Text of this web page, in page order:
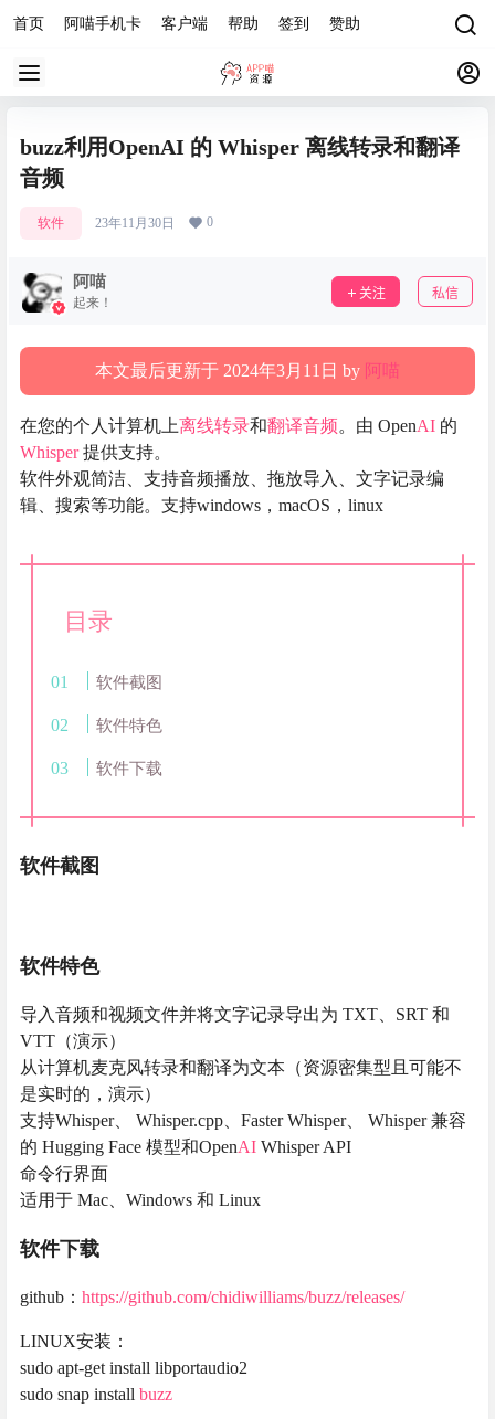
首页 阿喵手机卡 客户端 帮助 签到 赞助
buzz利用OpenAI 的 Whisper 离线转录和翻译
音频
软件 23年11月30日 0
阿喵
起来！
关注 私信
本文最后更新于 2024年3月11日 by 阿喵
在您的个人计算机上离线转录和翻译音频。由 OpenAI 的
Whisper提供支持。
软件外观简洁、支持音频播放、拖放导入、文字记录编
辑、搜索等功能。支持windows，macOS，linux
目录
软件截图
软件特色
软件下载
软件截图
软件特色
导入音频和视频文件并将文字记录导出为 TXT、SRT 和
VTT（演示）
从计算机麦克风转录和翻译为文本（资源密集型且可能不
是实时的，演示）
支持Whisper、 Whisper.cpp、Faster Whisper、 Whisper 兼容
的 Hugging Face 模型和OpenAI Whisper API
命令行界面
适用于 Mac、Windows 和 Linux
软件下载
github： https://github.com/chidiwilliams/buzz/releases/
LINUX安装：
sudo apt-get install libportaudio2
sudo snap install buzz